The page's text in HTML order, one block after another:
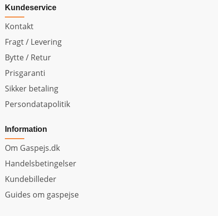
Kundeservice
Kontakt
Fragt / Levering
Bytte / Retur
Prisgaranti
Sikker betaling
Persondatapolitik
Information
Om Gaspejs.dk
Handelsbetingelser
Kundebilleder
Guides om gaspejse